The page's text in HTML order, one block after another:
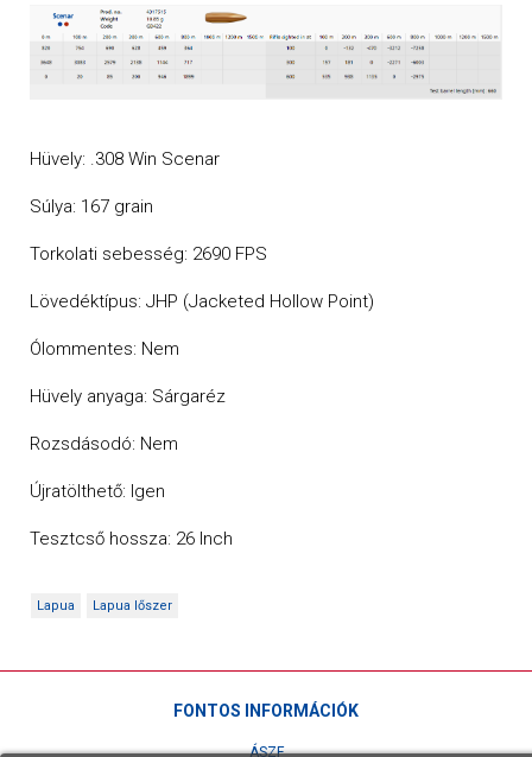
Hüvely: .308 Win Scenar
Súlya: 167 grain
Torkolati sebesség: 2690 FPS
Lövedéktípus: JHP (Jacketed Hollow Point)
Ólommentes: Nem
Hüvely anyaga: Sárgaréz
Rozsdásodó: Nem
Újratölthető: Igen
Tesztcső hossza: 26 Inch
Lapua Lapua lőszer
FONTOS INFORMÁCIÓK
ÁSZF